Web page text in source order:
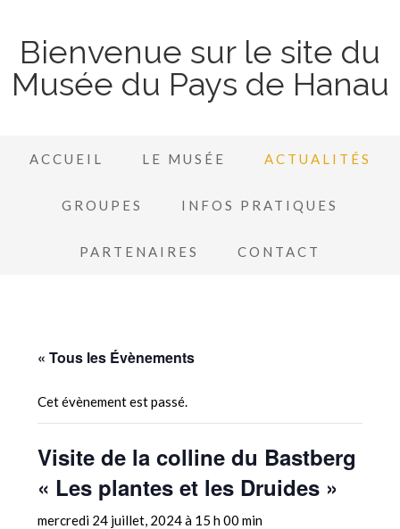
Bienvenue sur le site du
Musée du Pays de Hanau
ACCUEIL LE MUSÉE ACTUALITÉS
GROUPES INFOS PRATIQUES
PARTENAIRES CONTACT
« Tous les Évènements
Cet évènement est passé.
Visite de la colline du Bastberg
« Les plantes et les Druides »
mercredi 24 juillet, 2024 à 15 h 00 min